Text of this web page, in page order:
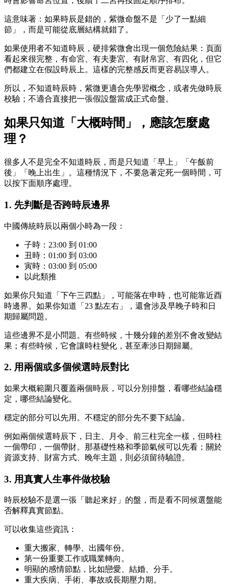
這意味著：如果時辰是錯的，紫微命盤不是「少了一點細
節」，而是可能從底層結構就錯了。
如果使用者不知道時辰，硬排紫微會出現一個危險結果：頁面
看起來很完整，有命宮、有夫妻宮、有財帛宮、有四化，但它
們都建立在假設時辰上。這樣的完整感反而更容易誤導人。
所以，不知道時辰時，紫微更適合先學習概念，或者先做時辰
校驗；不適合直接把一張假設盤當成正式命盤。
如果只知道「大概時間」，應該怎麼處
理？
很多人不是完全不知道時辰，而是只知道「早上」「午飯前
後」「晚上出生」。這種情況下，不要急著定死一個時間，可
以按下面順序處理。
1. 先判斷是否跨時辰邊界
中國傳統時辰以兩個小時為一段：
子時：23:00 到 01:00
丑時：01:00 到 03:00
寅時：03:00 到 05:00
以此類推
如果你只知道「下午三四點」，可能落在申時，也可能靠近酉
時邊界。如果你知道「23 點左右」，還會涉及早晚子時和日
期歸屬問題。
這些邊界不是小問題。有些時候，十幾分鐘的差別不會改變結
果；有些時候，它會讓時柱變化，甚至牽涉日期歸屬。
2. 用兩個或多個候選時辰對比
如果大概範圍只覆蓋兩個時辰，可以分別排盤，看哪些結論穩
定，哪些結論變化。
穩定的部分可以先用。不穩定的部分先不要下結論。
例如兩個候選時辰下，日主、月令、前三柱完全一樣，但時柱
一個帶印，一個帶財。那基礎性格和季節氣候可以先看；關於
資源支持、財富方式、晚年主題，則必須留待驗證。
3. 用真實人生事件做校驗
時辰校驗不是選一張「聽起來好」的盤，而是看不同候選盤能
否解釋真實節點。
可以收集這些資訊：
重大搬家、轉學、出國年份。
第一份重要工作或職業轉向。
明顯的感情節點，比如戀愛、結婚、分手。
重大疾病、手術、事故或長期壓力期。